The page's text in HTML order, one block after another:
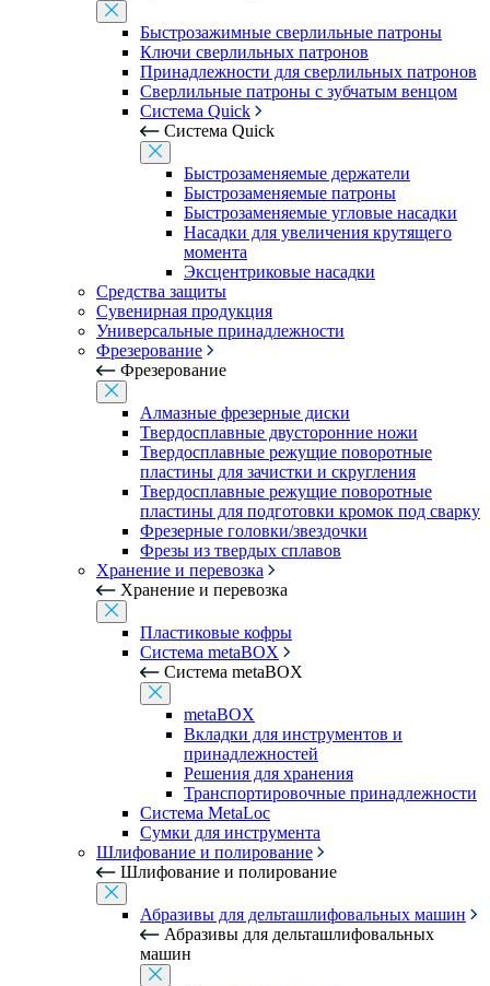
Быстрозажимные сверлильные патроны
Ключи сверлильных патронов
Принадлежности для сверлильных патронов
Сверлильные патроны с зубчатым венцом
Система Quick
Система Quick
Быстрозаменяемые держатели
Быстрозаменяемые патроны
Быстрозаменяемые угловые насадки
Насадки для увеличения крутящего
момента
Эксцентриковые насадки
Средства защиты
Сувенирная продукция
Универсальные принадлежности
Фрезерование
Фрезерование
Алмазные фрезерные диски
Твердосплавные двусторонние ножи
Твердосплавные режущие поворотные
пластины для зачистки и скругления
Твердосплавные режущие поворотные
пластины для подготовки кромок под сварку
Фрезерные головки/звездочки
Фрезы из твердых сплавов
Хранение и перевозка
Хранение и перевозка
Пластиковые кофры
Система metaBOX
Система metaBOX
metaBOX
Вкладки для инструментов и
принадлежностей
Решения для хранения
Транспортировочные принадлежности
Система MetaLoc
Сумки для инструмента
Шлифование и полирование
Шлифование и полирование
Абразивы для дельташлифовальных машин
Абразивы для дельташлифовальных
машин